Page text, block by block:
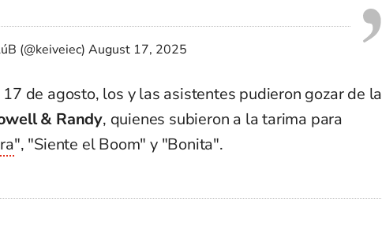
(@keiveiec) August 17, 2025
de agosto, los y las asistentes pudieron gozar de la
& Randy, quienes subieron a la tarima para
", "Siente el Boom" y "Bonita".